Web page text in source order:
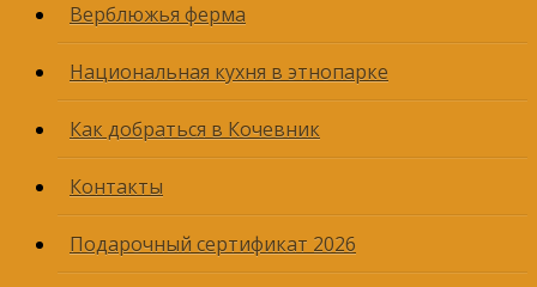
Верблюжья ферма
Национальная кухня в этнопарке
Как добраться в Кочевник
Контакты
Подарочный сертификат 2026